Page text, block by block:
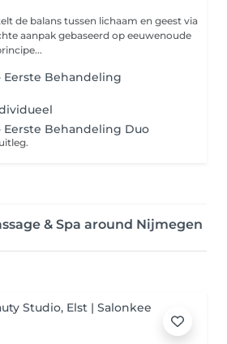
de balans tussen lichaam en geest via
aanpak gebaseerd op eeuwenoude
Behandeling
Behandeling Duo
& Spa around Nijmegen